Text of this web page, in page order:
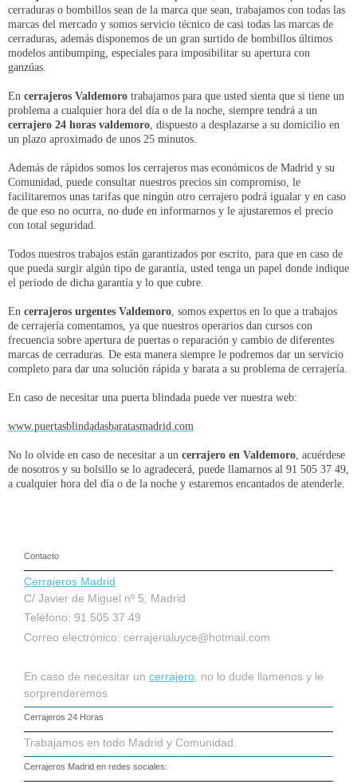
cerraduras o bombillos sean de la marca que sean, trabajamos con todas las
marcas del mercado y somos servicio técnico de casi todas las marcas de
cerraduras, además disponemos de un gran surtido de bombillos últimos
modelos antibumping, especiales para imposibilitar su apertura con
ganzúas.
En cerrajeros Valdemoro trabajamos para que usted sienta que si tiene un
problema a cualquier hora del día o de la noche, siempre tendrá a un
cerrajero 24 horas valdemoro , dispuesto a desplazarse a su domicilio en
un plazo aproximado de unos 25 minutos.
Además de rápidos somos los cerrajeros mas económicos de Madrid y su
Comunidad, puede consultar nuestros precios sin compromiso, le
facilitaremos unas tarifas que ningún otro cerrajero podrá igualar y en caso
de que eso no ocurra, no dude en informarnos y le ajustaremos el precio
con total seguridad.
Todos nuestros trabajos están garantizados por escrito, para que en caso de
que pueda surgir algún tipo de garantía, usted tenga un papel donde indique
el periodo de dicha garantía y lo que cubre.
En cerrajeros urgentes Valdemoro , somos expertos en lo que a trabajos
de cerrajería comentamos, ya que nuestros operarios dan cursos con
frecuencia sobre apertura de puertas o reparación y cambio de diferentes
marcas de cerraduras. De esta manera siempre le podremos dar un servicio
completo para dar una solución rápida y barata a su problema de cerrajería.
En caso de necesitar una puerta blindada puede ver nuestra web:
www.puertasblindadasbaratasmadrid.com
No lo olvide en caso de necesitar a un cerrajero en Valdemoro , acuérdese
de nosotros y su bolsillo se lo agradecerá, puede llamarnos al 91 505 37 49,
a cualquier hora del día o de la noche y estaremos encantados de atenderle.
Contacto
Cerrajeros Madrid
C/ Javier de Miguel nº 5, Madrid
Teléfono: 91 505 37 49
Correo electrónico: cerrajerialuyce@hotmail.com
En caso de necesitar un cerrajero , no lo dude llamenos y le
sorprenderemos
Cerrajeros 24 Horas
Trabajamos en todo Madrid y Comunidad.
Cerrajeros Madrid en redes sociales: